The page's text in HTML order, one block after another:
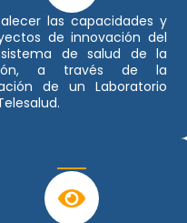
las capacidades y
de innovación del
de salud de la
a través de la
de un Laboratorio